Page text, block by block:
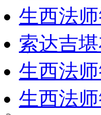
生西法
索达吉
生西法
生西法